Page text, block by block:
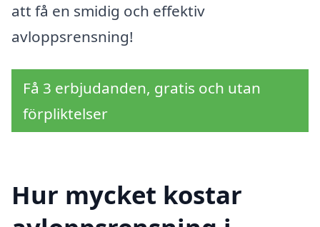
att få en smidig och effektiv
avloppsrensning!
Få 3 erbjudanden, gratis och utan
förpliktelser
Hur mycket kostar